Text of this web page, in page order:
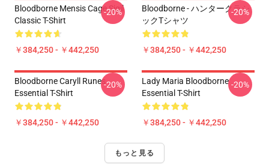
Bloodborne Mensis Cage Sigil
Classic T-Shirt
￥384,250 - ￥442,250
-20%
Bloodborne - ハンタークラシ
ックTシャツ
￥384,250 - ￥442,250
-20%
Bloodborne Caryll Runes
Essential T-Shirt
￥384,250 - ￥442,250
-20%
Lady Maria Bloodborne
Essential T-Shirt
￥384,250 - ￥442,250
-20%
もっと見る